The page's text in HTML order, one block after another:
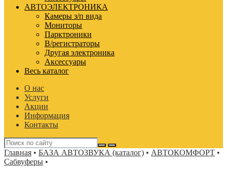
АВТОЭЛЕКТРОНИКА
Камеры з/п вида
Мониторы
Парктроники
В/регистраторы
Другая электроника
Аксессуары
Весь каталог
О нас
Услуги
Акции
Информация
Контакты
Главная • БАЗА АВТОЗВУКА (каталог) • АВТОКОМФОРТ •
Сабвуферы •